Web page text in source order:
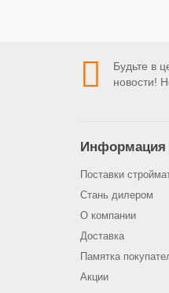
Будьте в
новости!
Информация
Поставки
Стань дилером
О компании
Доставка
Памятка
Акции